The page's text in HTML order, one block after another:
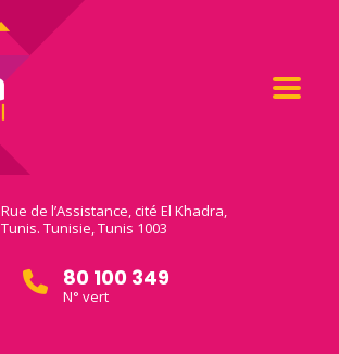
Rue de l’Assistance, cité El Khadra,
Tunis. Tunisie, Tunis 1003
80 100 349
N° vert